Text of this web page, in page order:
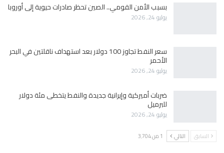
بسبب الأمن القومي.. الصين تحظر صادرات حيوية إلى أوروبا
يوليو 24, 2026
سعر النفط تجاوز 100 دولار بعد استهداف ناقلتين في البحر
الأحمر
يوليو 24, 2026
ضربات أميركية وإيرانية جديدة والنفط يتخطى مئة دولار
للبرميل
يوليو 24, 2026
السابق التالي 1 من 3٬704